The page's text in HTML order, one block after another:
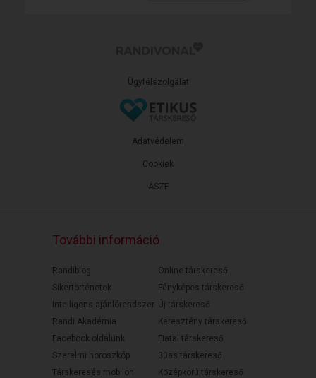
Ügyfélszolgálat
ÁSZF
Adatvédelem
Cookiek
További információ
Randiblog
Sikertörténetek
Intelligens ajánlórendszer
Randi Akadémia
Facebook oldalunk
Szerelmi horoszkóp
Társkeresés mobilon
Online társkereső
Fényképes társkereső
Új társkereső
Keresztény társkereső
Fiatal társkereső
30as társkereső
Középkorú társkereső